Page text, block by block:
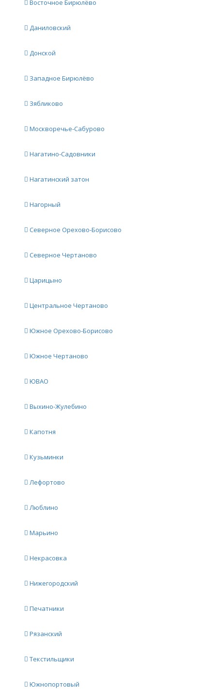
Восточное Бирюлёво
Даниловский
Донской
Западное Бирюлёво
Зябликово
Москворечье-Сабурово
Нагатино-Садовники
Нагатинский затон
Нагорный
Северное Орехово-Борисово
Северное Чертаново
Царицыно
Центральное Чертаново
Южное Орехово-Борисово
Южное Чертаново
ЮВАО
Выхино-Жулебино
Капотня
Кузьминки
Лефортово
Люблино
Марьино
Некрасовка
Нижегородский
Печатники
Рязанский
Текстильщики
Южнопортовый